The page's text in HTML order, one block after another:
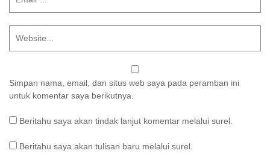
Simpan nama, email, dan situs web saya pada peramban ini
untuk komentar saya berikutnya.
Beritahu saya akan tindak lanjut komentar melalui surel.
Beritahu saya akan tulisan baru melalui surel.